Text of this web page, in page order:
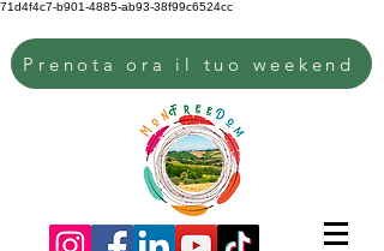
71d4f4c7-b901-4885-ab93-38f99c6524cc
Prenota ora il tuo weekend